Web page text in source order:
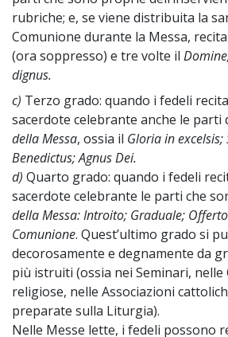
rubriche; e, se viene distribuita la
Comunione durante la Messa,
(ora soppresso) e tre volte il
dignus.
c) Terzo grado: quando i fedeli
sacerdote celebrante anche le parti
della Messa, ossia il Gloria in excelsis;
Benedictus; Agnus Dei.
d) Quarto grado: quando i fedeli
sacerdote celebrante le parti che
della Messa: Introito; Graduale;
Comunione. Quest’ultimo grado si
decorosamente e degnamente da
più istruiti (ossia nei Seminari, nelle
religiose, nelle Associazioni
preparate sulla Liturgia).
Nelle Messe lette, i fedeli possono